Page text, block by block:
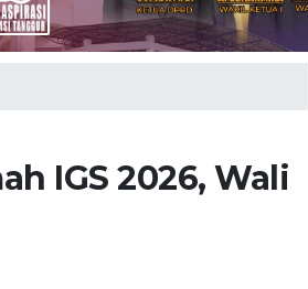
IGS 2026, Wali